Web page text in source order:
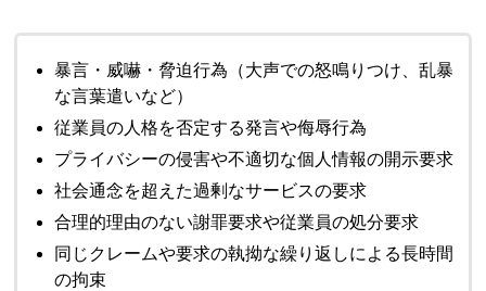
暴言・威嚇・脅迫行為（大声での怒鳴りつけ、乱暴
な言葉遣いなど）
従業員の人格を否定する発言や侮辱行為
プライバシーの侵害や不適切な個人情報の開示要求
社会通念を超えた過剰なサービスの要求
合理的理由のない謝罪要求や従業員の処分要求
同じクレームや要求の執拗な繰り返しによる長時間
の拘束